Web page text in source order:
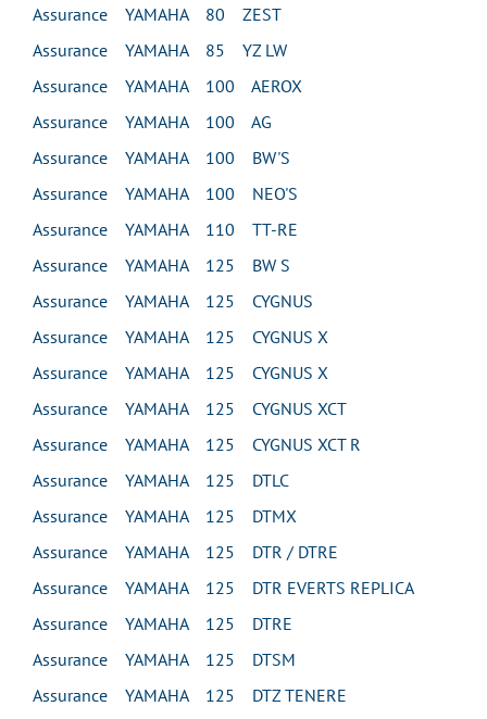
Assurance YAMAHA 80 ZEST
Assurance YAMAHA 85 YZ LW
Assurance YAMAHA 100 AEROX
Assurance YAMAHA 100 AG
Assurance YAMAHA 100 BW'S
Assurance YAMAHA 100 NEO'S
Assurance YAMAHA 110 TT-RE
Assurance YAMAHA 125 BW S
Assurance YAMAHA 125 CYGNUS
Assurance YAMAHA 125 CYGNUS X
Assurance YAMAHA 125 CYGNUS X
Assurance YAMAHA 125 CYGNUS XCT
Assurance YAMAHA 125 CYGNUS XCT R
Assurance YAMAHA 125 DTLC
Assurance YAMAHA 125 DTMX
Assurance YAMAHA 125 DTR / DTRE
Assurance YAMAHA 125 DTR EVERTS REPLICA
Assurance YAMAHA 125 DTRE
Assurance YAMAHA 125 DTSM
Assurance YAMAHA 125 DTZ TENERE